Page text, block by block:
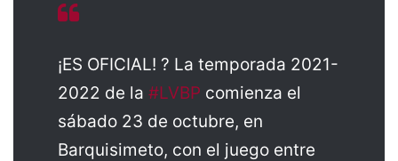
¡ES OFICIAL! ? La temporada 2021-
2022 de la #LVBP comienza el
sábado 23 de octubre, en
Barquisimeto, con el juego entre